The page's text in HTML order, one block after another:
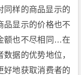
同样的商品显示的
品显示的价格也不
额也不尽相同…在
据的优势地位，
好地获取消费者的